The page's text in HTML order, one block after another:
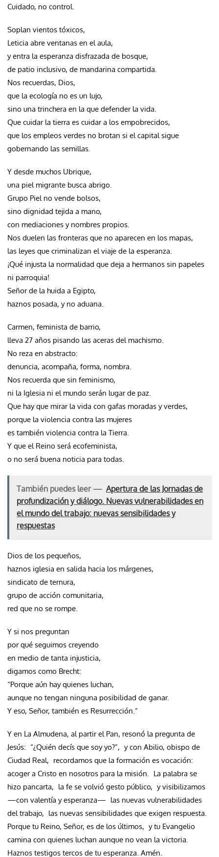
Cuidado, no control.
Soplan vientos tóxicos,
Leticia abre ventanas en el aula,
y entra la esperanza disfrazada de bosque,
de patio inclusivo, de mandarina compartida.
Nos recuerdas, Dios,
que la ecología no es un lujo,
sino una trinchera en la que defender la vida.
Que cuidar la tierra es cuidar a los empobrecidos,
que los empleos verdes no brotan si el capital sigue
gobernando las semillas.
Y desde muchos Ubrique,
una piel migrante busca abrigo.
Grupo Piel no vende bolsos,
sino dignidad tejida a mano,
con mediaciones y nombres propios.
Nos duelen las fronteras que no aparecen en los mapas,
las leyes que criminalizan el viaje de la esperanza.
¡Qué injusta la normalidad que deja a hermanos sin papeles
ni parroquia!
Señor de la huida a Egipto,
haznos posada, y no aduana.
Carmen, feminista de barrio,
lleva 27 años pisando las aceras del machismo.
No reza en abstracto:
denuncia, acompaña, forma, nombra.
Nos recuerda que sin feminismo,
ni la Iglesia ni el mundo serán lugar de paz.
Que hay que mirar la vida con gafas moradas y verdes,
porque la violencia contra las mujeres
es también violencia contra la Tierra.
Y que el Reino será ecofeminista,
o no será buena noticia para todas.
También puedes leer — Apertura de las Jornadas de
profundización y diálogo. Nuevas vulnerabilidades en
el mundo del trabajo: nuevas sensibilidades y
respuestas
Dios de los pequeños,
haznos iglesia en salida hacia los márgenes,
sindicato de ternura,
grupo de acción comunitaria,
red que no se rompe.
Y si nos preguntan
por qué seguimos creyendo
en medio de tanta injusticia,
digamos como Brecht:
“Porque aún hay quienes luchan,
aunque no tengan ninguna posibilidad de ganar.
Y eso, Señor, también es Resurrección.”
Y en La Almudena, al partir el Pan, resonó la pregunta de
Jesús: “¿Quién decís que soy yo?”, y con Abilio, obispo de
Ciudad Real, recordamos que la formación es vocación:
acoger a Cristo en nosotros para la misión. La palabra se
hizo pancarta, la fe se volvió gesto público, y visibilizamos
—con valentía y esperanza— las nuevas vulnerabilidades
del trabajo, las nuevas sensibilidades que exigen respuesta.
Porque tu Reino, Señor, es de los últimos, y tu Evangelio
camina con quienes luchan aunque no vean la victoria.
Haznos testigos tercos de tu esperanza. Amén.